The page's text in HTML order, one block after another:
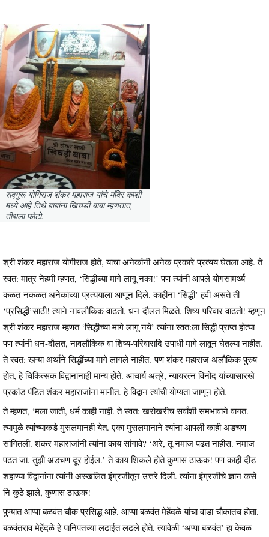
सद्गुरू योगिराज शंकर महाराज यांचे मंदिर काशी
मध्ये आहे तिथे बाबांना खिचडी बाबा म्हणतात,
तीथला फोटो.
श्री शंकर महाराज योगीराज होते, याचा अनेकांनी अनेक प्रकारे प्रत्यय घेतला आहे. ते
स्वत: मात्र नेहमी म्हणत, ‘सिद्धीच्या मागे लागू नका!’ पण त्यांनी आपले योगसामर्थ्य
कळत-नकळत अनेकांच्या प्रत्ययाला आणून दिले. काहींना ‘सिद्धी’ हवी असते ती
‘प्रसिद्धी’साठी! त्याने नावलौकिक वाढतो, धन-दौलत मिळते, शिष्य-परिवार वाढतो! म्हणून
श्री शंकर महाराज म्हणत ‘सिद्धीच्या मागे लागू नये’ त्यांना स्वत:ला सिद्धी प्राप्त होत्या
पण त्यांनी धन-दौलत, नावलौकिक वा शिष्य-परिवारादि उपाधी मागे लावून घेतल्या नाहीत.
ते स्वत: खऱ्या अर्थाने सिद्धींच्या मागे लागले नाहीत. पण शंकर महाराज अलौकिक पुरुष
होत, हे चिकित्सक विद्वानांनाही मान्य होते. आचार्य अत्रे, न्यायरत्न विनोद यांच्यासारखे
प्रकांड पंडित शंकर महाराजांना मानीत. हे विद्वान त्यांची योग्यता जाणून होते.
ते म्हणत, ‘मला जाती, धर्म काही नाही. ते स्वत: खरोखरीच सर्वांशी समभावाने वागत.
त्यामुळे त्यांच्याकडे मुसलमानही येत. एका मुसलमानाने त्यांना आपली काही अडचण
सांगितली. शंकर महाराजांनी त्यांना काय सांगावे? ‘अरे, तू नमाज पढत नाहीस. नमाज
पढत जा. तुझी अडचण दूर होईल.’ ते काय शिकले होते कुणास ठाऊक! पण काही दीड
शहाण्या विद्वानांना त्यांनी अस्खलित इंग्रजीतून उत्तरे दिली. त्यांना इंग्रजीचे ज्ञान कसे
नि कुठे झाले, कुणास ठाऊक!
पुण्यात आप्पा बळवंत चौक प्रसिद्ध आहे. आप्पा बळवंत मेहेंदळे यांचा वाडा चौकातच होता.
बळवंतराव मेहेंदळे हे पानिपतच्या लढाईत लढले होते. त्यावेळी ‘अप्पा बळवंत’ हा केवळ